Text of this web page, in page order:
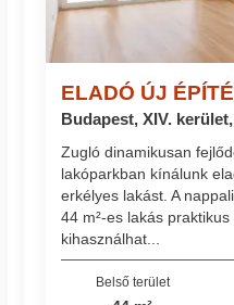
ELADÓ ÚJ
Budapest, XIV.
Zugló dinamikusan
lakóparkban kínálunk
erkélyes lakást. A
44 m²-es lakás
kihasználhat...
Belső terület